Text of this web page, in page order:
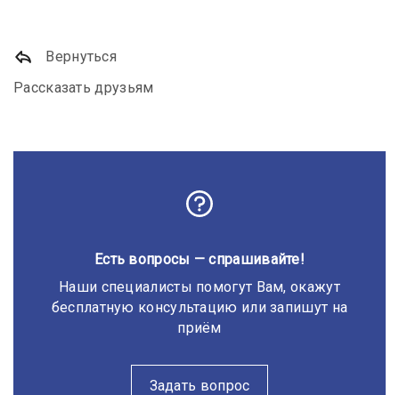
Вернуться
Рассказать друзьям
Есть вопросы — спрашивайте!
Наши специалисты помогут Вам, окажут
бесплатную консультацию или запишут на
приём
Задать вопрос